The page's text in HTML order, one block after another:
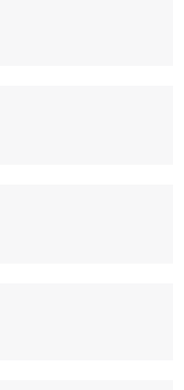
de la música